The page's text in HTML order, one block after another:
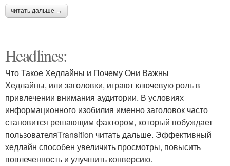
читать дальше →
Headlines:
Что Такое Хедлайны и Почему Они Важны
Хедлайны, или заголовки, играют ключевую роль в
привлечении внимания аудитории. В условиях
информационного изобилия именно заголовок часто
становится решающим фактором, который побуждает
пользователяTransition читать дальше. Эффективный
хедлайн способен увеличить просмотры, повысить
вовлеченность и улучшить конверсию.